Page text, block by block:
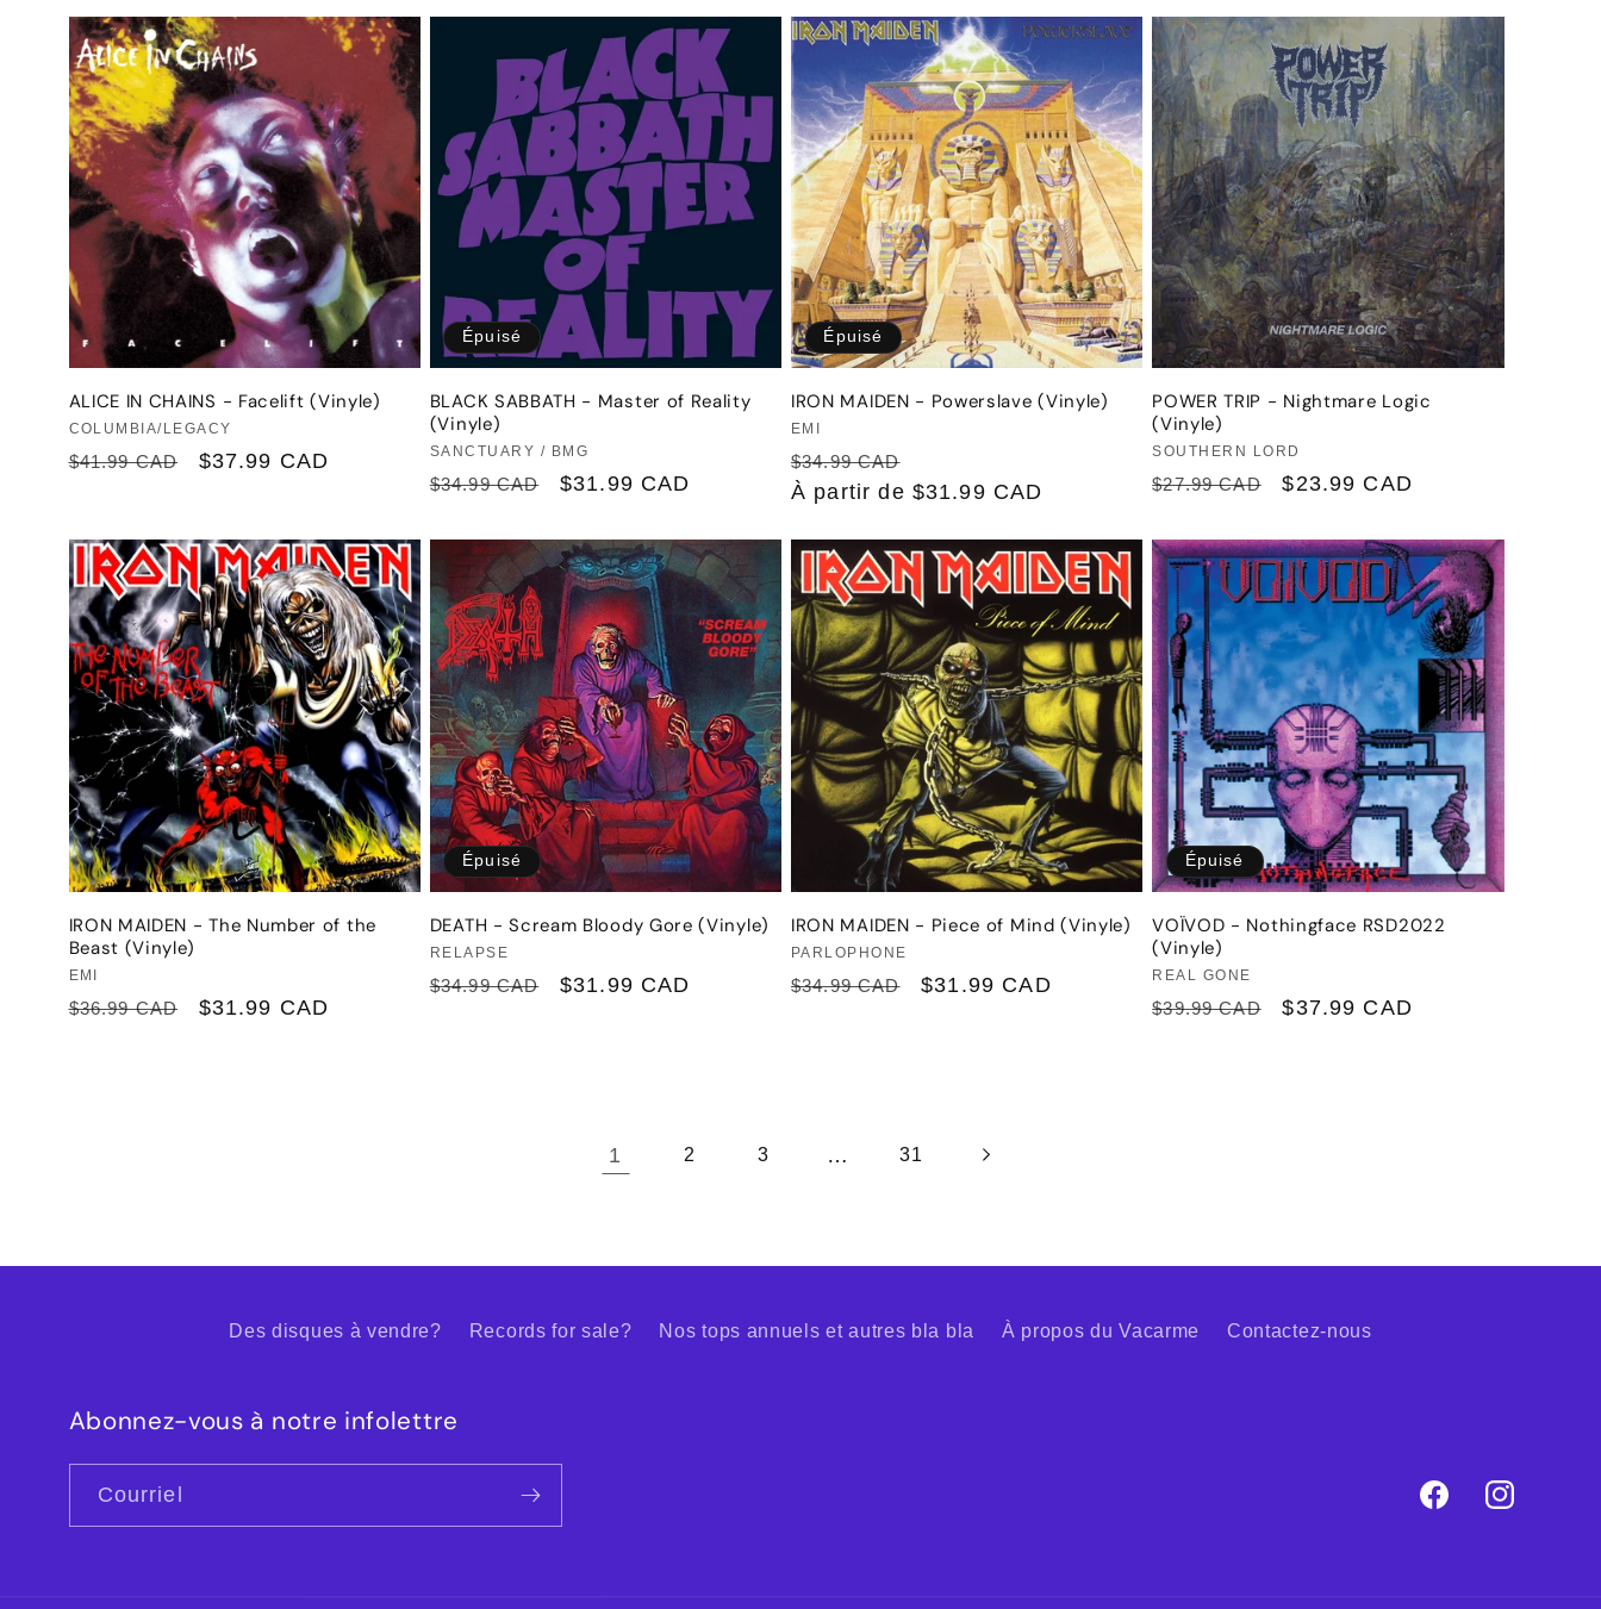
ALICE IN CHAINS - Facelift (Vinyle)
Fournisseur :
COLUMBIA/LEGACY
Prix
$41.99 CAD
Prix
$37.99 CAD
Épuisé
BLACK SABBATH - Master of Reality
(Vinyle)
Fournisseur :
SANCTUARY / BMG
Prix
$34.99 CAD
Prix
$31.99 CAD
Épuisé
IRON MAIDEN - Powerslave (Vinyle)
Fournisseur :
EMI
Prix
habituel
$34.99 CAD
promotionnel
À partir de $31.99 CAD
POWER TRIP - Nightmare Logic
(Vinyle)
Fournisseur :
SOUTHERN LORD
Prix
$27.99 CAD
Prix
$23.99 CAD
IRON MAIDEN - The Number of the
Beast (Vinyle)
Fournisseur :
EMI
Prix
$36.99 CAD
Prix
$31.99 CAD
Épuisé
DEATH - Scream Bloody Gore (Vinyle)
Fournisseur :
RELAPSE
Prix
$34.99 CAD
Prix
$31.99 CAD
IRON MAIDEN - Piece of Mind (Vinyle)
Fournisseur :
PARLOPHONE
Prix
$34.99 CAD
Prix
$31.99 CAD
Épuisé
VOÏVOD - Nothingface RSD2022
(Vinyle)
Fournisseur :
REAL GONE
Prix
$39.99 CAD
Prix
$37.99 CAD
1 2 3 … 31
Des disques à vendre? Records for sale? Nos tops annuels et autres bla bla À propos du Vacarme Contactez-nous
Abonnez-vous à notre infolettre
Courriel
FacebookInstagram